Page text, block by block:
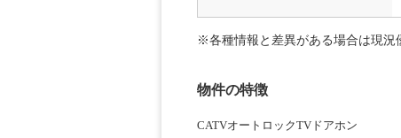
※各種情報と差異がある場合は現況
物件の特徴
CATVオートロックTVドアホン